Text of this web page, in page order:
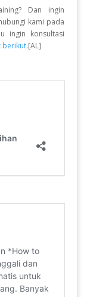
Dan ingin
kami pada
ingin konsultasi
berikut.[AL]